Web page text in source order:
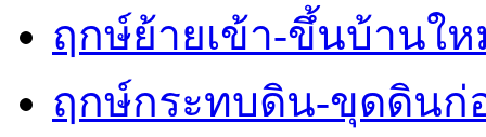
ฤกษ์ย้ายเข้า-ขึ้นบ้านใ
ฤกษ์กระทบดิน-ขุดดินก่